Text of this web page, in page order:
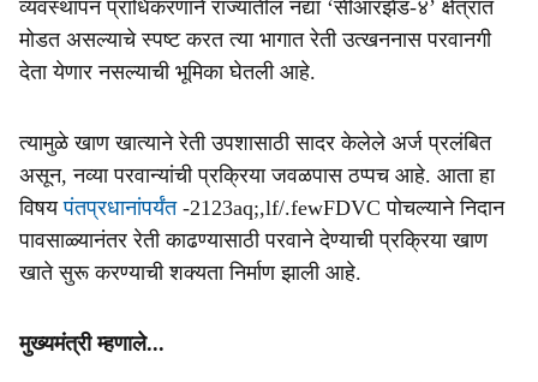
व्यवस्थापन प्राधिकरणाने राज्यातील नद्या ‘सीआरझेड-४’ क्षेत्रात
मोडत असल्याचे स्पष्ट करत त्या भागात रेती उत्खननास परवानगी
देता येणार नसल्याची भूमिका घेतली आहे.
त्यामुळे खाण खात्याने रेती उपशासाठी सादर केलेले अर्ज प्रलंबित
असून, नव्या परवान्यांची प्रक्रिया जवळपास ठप्पच आहे. आता हा
विषयपंतप्रधानांपर्यंत -2123aq;,lf/.fewFDVC पोचल्याने निदान
पावसाळ्यानंतर रेती काढण्यासाठी परवाने देण्याची प्रक्रिया खाण
खाते सुरू करण्याची शक्यता निर्माण झाली आहे.
मुख्‍यमंत्री म्‍हणाले...